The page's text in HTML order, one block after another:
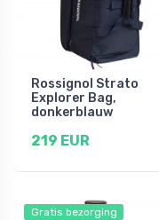
Rossignol Strato
Explorer Bag,
donkerblauw
219 EUR
Gratis bezorging